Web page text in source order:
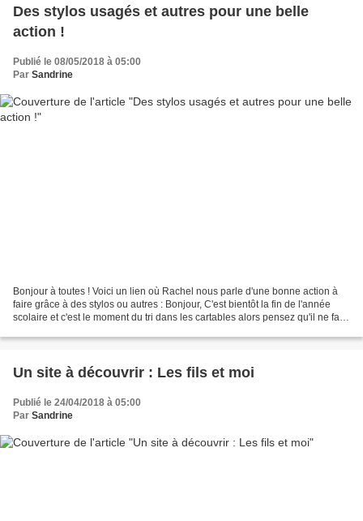
Des stylos usagés et autres pour une belle
action !
Publié le 08/05/2018 à 05:00
Par Sandrine
Bonjour à toutes ! Voici un lien où Rachel nous parle d'une bonne action à
faire grâce à des stylos ou autres : Bonjour, C'est bientôt la fin de l'année
scolaire et c'est le moment du tri dans les cartables alors pensez qu'il ne faut
Un site à découvrir : Les fils et moi
Publié le 24/04/2018 à 05:00
Par Sandrine